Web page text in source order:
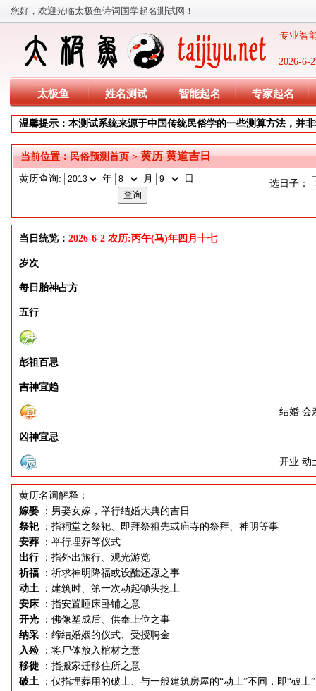
您好，欢迎光临太极鱼诗词国学起名测试网！
2026-6-
专业智
太极鱼 姓名测试 智能起名 专家起名
温馨提示：本测试系统来源于中国传统民俗学的一些测算方法，并
当前位置：民俗预测首页>黄历 黄道吉日
黄历查询: 年 月 日 选日子：
当日统览： 2026-6-2 农历:丙午(马)年四月十七
岁次
每日胎神占方
五行
彭祖百忌
吉神宜趋
结婚 会
凶神宜忌
开业 动
黄历名词解释：
嫁娶
：男娶女嫁，举行结婚大典的吉日
祭祀 ：指祠堂之祭祀、即拜祭祖先或庙寺的祭拜、神明等事
安葬
：举行埋葬等仪式
出行 ：指外出旅行、观光游览
祈福
：祈求神明降福或设醮还愿之事
动土
：建筑时、第一次动起锄头挖土
安床
：指安置睡床卧铺之意
开光
：佛像塑成后、供奉上位之事
纳采
：缔结婚姻的仪式、受授聘金
入殓
：将尸体放入棺材之意
移徙
：指搬家迁移住所之意
破土
：仅指埋葬用的破土、与一般建筑房屋的“动土”不同，即“破